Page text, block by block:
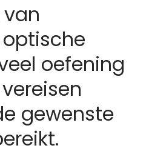
oefening
gewenste